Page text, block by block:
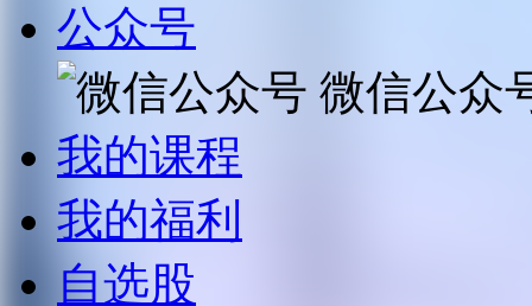
公众号
微信公众
我的课程
我的福利
自选股